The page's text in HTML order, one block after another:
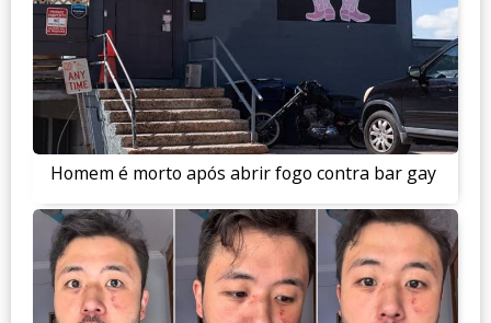
Homem é morto após abrir fogo contra bar gay